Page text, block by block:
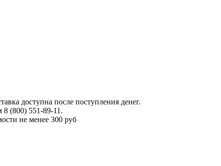
доступна после поступления денег.
(800) 551-89-11.
не менее 300 руб